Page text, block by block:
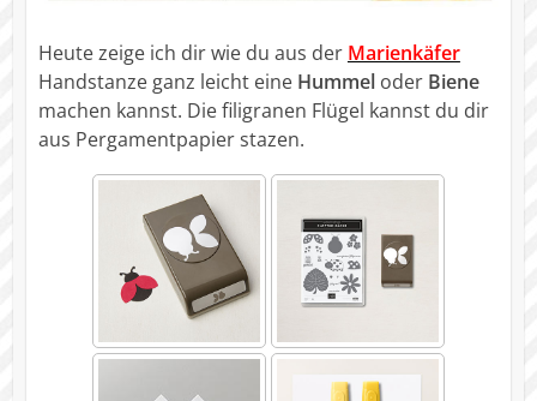
Heute zeige ich dir wie du aus der Marienkäfer
Handstanze ganz leicht eine Hummeloder Biene
machen kannst. Die filigranen Flügel kannst du dir
aus Pergamentpapier stazen.